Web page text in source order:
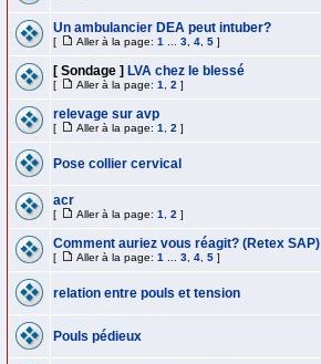
Un ambulancier DEA peut intuber?
[ Aller à la page: 1 3 4 5 ]
[ Sondage ] LVA chez le blessé
[ Aller à la page: 1 2 ]
relevage sur avp
[ Aller à la page: 1 2 ]
Pose collier cervical
acr
[ Aller à la page: 1 2 ]
Comment auriez vous réagit? (Retex SAP)
[ Aller à la page: 1 3 4 5 ]
relation entre pouls et tension
Pouls pédieux